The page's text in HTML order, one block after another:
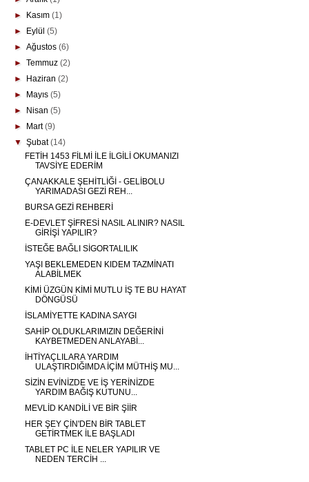
►
Kasım(1)
►
Eylül(5)
►Ağustos(6)
►Temmuz(2)
►
Haziran(2)
►
Mayıs(5)
►
Nisan(5)
►
Mart(9)
▼Şubat(14)
FETİH 1453 FİLMİ İLE İLGİLİ OKUMANIZI
TAVSİYE EDERİM
ÇANAKKALE ŞEHİTLİĞİ - GELİBOLU
YARIMADASI GEZİ REH...
BURSA GEZİ REHBERİ
E-DEVLET ŞİFRESİ NASIL ALINIR? NASIL
GİRİŞİ YAPILIR?
İSTEĞE BAĞLI SİGORTALILIK
YAŞI BEKLEMEDEN KIDEM TAZMİNATI
ALABİLMEK
KİMİ ÜZGÜN KİMİ MUTLU İŞ TE BU HAYAT
DÖNGÜSÜ
İSLAMİYETTE KADINA SAYGI
SAHİP OLDUKLARIMIZIN DEĞERİNİ
KAYBETMEDEN ANLAYABİ...
İHTİYAÇLILARA YARDIM
ULAŞTIRDIĞIMDA İÇİM MÜTHİŞ MU...
SİZİN EVİNİZDE VE İŞ YERİNİZDE
YARDIM BAĞIŞ KUTUNU...
MEVLİD KANDİLİ VE BİR ŞİİR
HER ŞEY ÇİN'DEN BİR TABLET
GETİRTMEK İLE BAŞLADI
TABLET PC İLE NELER YAPILIR VE
NEDEN TERCİH ...